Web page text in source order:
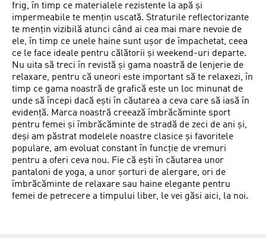
frig, în timp ce materialele rezistente la apă și
impermeabile te mențin uscată. Straturile reflectorizante
te mențin vizibilă atunci când ai cea mai mare nevoie de
ele, în timp ce unele haine sunt ușor de împachetat, ceea
ce le face ideale pentru călătorii și weekend-uri departe.
Nu uita să treci în revistă și gama noastră de lenjerie de
relaxare, pentru că uneori este important să te relaxezi, în
timp ce gama noastră de grafică este un loc minunat de
unde să începi dacă ești în căutarea a ceva care să iasă în
evidență. Marca noastră creează îmbrăcăminte sport
pentru femei și îmbrăcăminte de stradă de zeci de ani și,
deși am păstrat modelele noastre clasice și favoritele
populare, am evoluat constant în funcție de vremuri
pentru a oferi ceva nou. Fie că ești în căutarea unor
pantaloni de yoga, a unor șorturi de alergare, ori de
îmbrăcăminte de relaxare sau haine elegante pentru
femei de petrecere a timpului liber, le vei găsi aici, la noi.